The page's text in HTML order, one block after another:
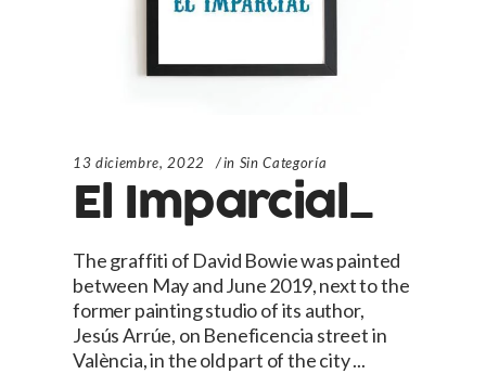
13 diciembre, 2022 in Sin Categoría
El Imparcial_
The graffiti of David Bowie was painted
between May and June 2019, next to the
former painting studio of its author,
Jesús Arrúe, on Beneficencia street in
València, in the old part of the city